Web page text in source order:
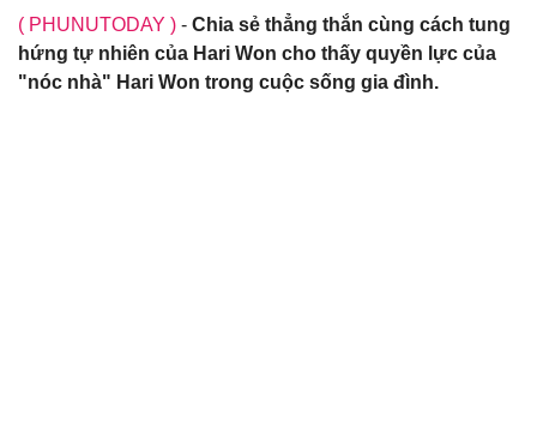
( PHUNUTODAY ) - Chia sẻ thẳng thắn cùng cách tung
hứng tự nhiên của Hari Won cho thấy quyền lực của
"nóc nhà" Hari Won trong cuộc sống gia đình.